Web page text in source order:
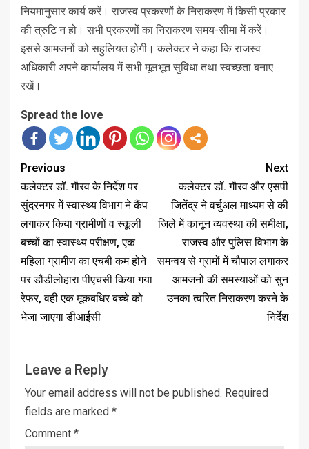
नियमानुसार कार्य करें। राजस्व प्रकरणों के निराकरण में किसी प्रकार
की त्रुटि न हो। सभी प्रकरणों का निराकरण समय-सीमा में करें।
इससे आमजनों को सहुलियत होगी। कलेक्टर ने कहा कि राजस्व
अधिकारी अपने कार्यालय में सभी मूलभूत सुविधा तथा स्वच्छता बनाए
रखें।
Spread the love
Previous
कलेक्टर डॉ. गौरव के निर्देश पर
सुंदरनगर में स्वास्थ्य विभाग ने कैंप
लगाकर किया ग्रामीणों व स्कूली
बच्चों का स्वास्थ्य परीक्षण, एक
महिला ग्रामीण का एचबी कम होने
पर डौंडीलोहारा पीएचसी किया गया
रेफर, वही एक मूकबधिर बच्चे को
भेजा जाएगा डीआईसी
Next
कलेक्टर डॉ. गौरव और एसपी
जितेंद्र ने वर्चुअल माध्यम से की
जिले में कानून व्यवस्था की समीक्षा,
राजस्व और पुलिस विभाग के
समन्वय से ग्रामों में चौपाल लगाकर
आमजनों की समस्याओं को सुन
उनका त्वरित निराकरण करने के
निर्देश
Leave a Reply
Your email address will not be published. Required
fields are marked *
Comment *